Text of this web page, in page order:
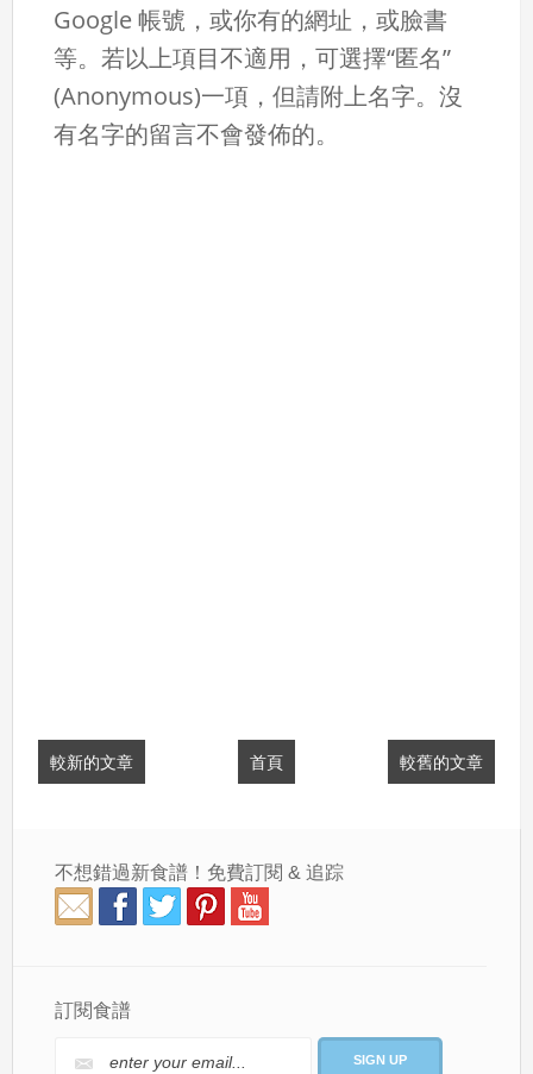
Google 帳號，或你有的網址，或臉書
等。若以上項目不適用，可選擇“匿名”
(Anonymous)一項，但請附上名字。沒
有名字的留言不會發佈的。
較新的文章 較舊的文章
首頁
不想錯過新食譜！免費訂閱 & 追踪
訂閱食譜